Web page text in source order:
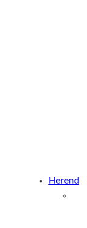
Herend